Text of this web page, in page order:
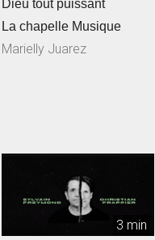
Dieu tout puissant
La chapelle Musique
Marielly Juarez
3 min